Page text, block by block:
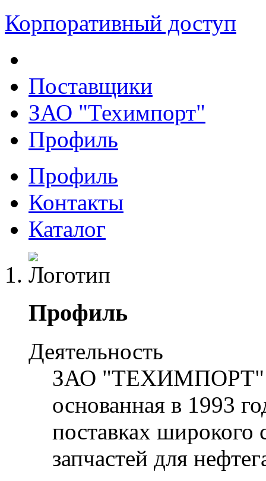
Корпоративный доступ
Поставщики
ЗАО "Техимпорт"
Профиль
Профиль
Контакты
Каталог
Профиль
Деятельность
ЗАО "ТЕХИМПОРТ" -
основанная в 1993
поставках широкого
запчастей для